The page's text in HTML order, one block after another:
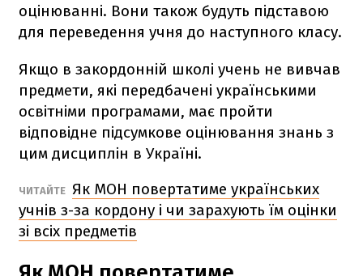
оцінюванні. Вони також будуть підставою
для переведення учня до наступного класу.
Якщо в закордонній школі учень не вивчав
предмети, які передбачені українськими
освітніми програмами, має пройти
відповідне підсумкове оцінювання знань з
цим дисциплін в Україні.
ЧИТАЙТЕ Як МОН повертатиме українських
учнів з-за кордону і чи зарахують їм оцінки
зі всіх предметів